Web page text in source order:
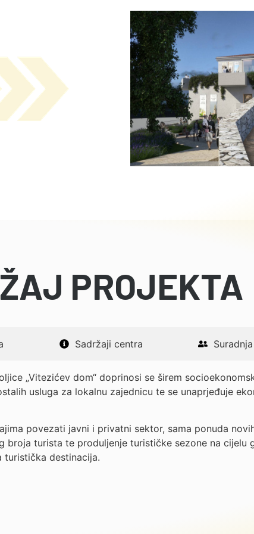
PROJEKTA
Sadržaji centra
„Vitezićev dom“ doprinosi se širem
usluga za lokalnu zajednicu te se unaprjeđuje
povezati javni i privatni sektor, sama ponuda
turista te produljenje turističke sezone na cijelu
turistička destinacija.